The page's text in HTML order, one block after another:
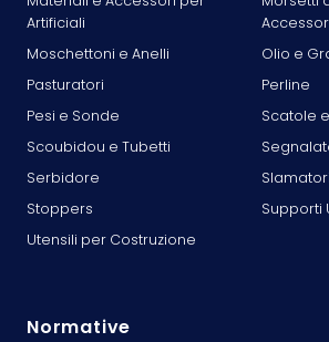
Artificiali
Moschettoni e Anelli
Olio e
Pasturatori
Perline
Pesi e Sonde
Scatole
Scoubidou e Tubetti
Serbidore
Stoppers
Supporti
Utensili per Costruzione
Normative